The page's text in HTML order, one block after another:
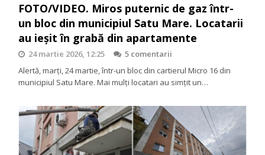
FOTO/VIDEO. Miros puternic de gaz într-
un bloc din municipiul Satu Mare. Locatarii
au ieșit în grabă din apartamente
24 martie 2026, 12:25
5 comentarii
Alertă, marți, 24 martie, într-un bloc din cartierul Micro 16 din
municipiul Satu Mare. Mai mulți locatari au simțit un…